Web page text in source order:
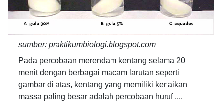
sumber: praktikumbiologi.blogspot.com
Pada percobaan merendam kentang selama 20
menit dengan berbagai macam larutan seperti
gambar di atas, kentang yang memiliki kenaikan
massa paling besar adalah percobaan huruf ....